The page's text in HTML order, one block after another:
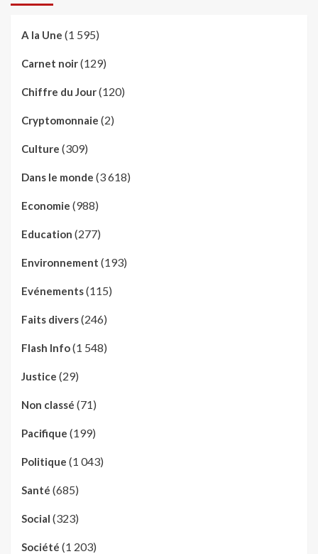
A la Une (1 595)
Carnet noir(129)
Chiffre du Jour(120)
Cryptomonnaie (2)
Culture (309)
Dans le monde (3 618)
Economie (988)
Education (277)
Environnement (193)
Evénements(115)
Faits divers(246)
Flash Info(1 548)
Justice (29)
Non classé (71)
Pacifique (199)
Politique (1 043)
Santé (685)
Social (323)
Société (1 203)